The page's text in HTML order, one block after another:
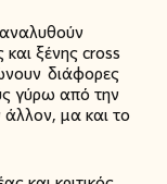
ξένης cross
διάφορες
γύρω από την
άλλον, μα και το